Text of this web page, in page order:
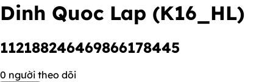
Dinh Quoc Lap (K16_HL)
112188246469866178445
0 người theo dõi